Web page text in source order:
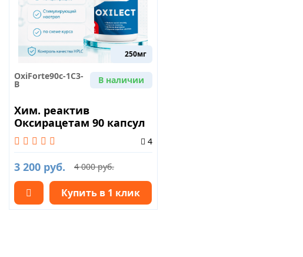
250мг
OxiForte90c-1C3-
B В наличии
Хим. реактив
Оксирацетам 90 капсул
4
3 200 руб. 4 000 руб.
Купить в 1 клик